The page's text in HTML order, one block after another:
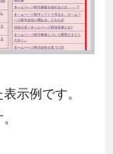
示例です。